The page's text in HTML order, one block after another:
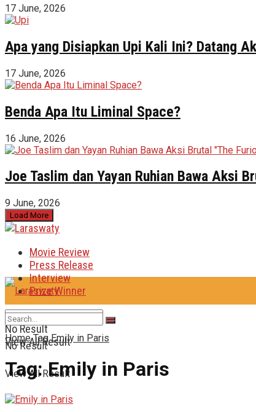
17 June, 2026
Apa yang Disiapkan Upi Kali Ini? Datang
17 June, 2026
Benda Apa Itu Liminal Space?
16 June, 2026
Joe Taslim dan Yayan Ruhian Bawa Aksi
9 June, 2026
Load More
Movie Review
Press Release
Interview
Prize Winner
No Result
View All Result
No Result
View All Result
Home Tag Emily in Paris
Tag:Emily in Paris